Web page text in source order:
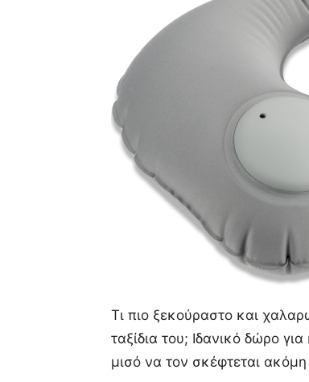
Τι πιο ξεκούραστο και
ταξίδια του; Ιδανικό δώρο
μισό να τον σκέφτεται